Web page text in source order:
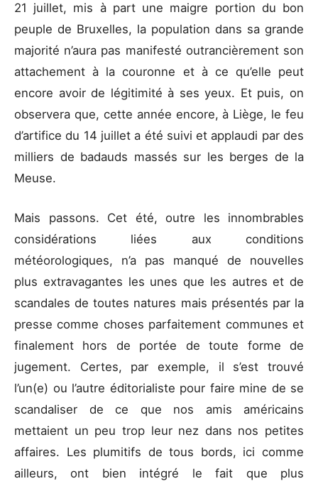
21 juillet, mis à part une maigre portion du bon
peuple de Bruxelles, la population dans sa grande
majorité n’aura pas manifesté outrancièrement son
attachement à la couronne et à ce qu’elle peut
encore avoir de légitimité à ses yeux. Et puis, on
observera que, cette année encore, à Liège, le feu
d’artifice du 14 juillet a été suivi et applaudi par des
milliers de badauds massés sur les berges de la
Meuse.
Mais passons. Cet été, outre les innombrables
considérations liées aux conditions
météorologiques, n’a pas manqué de nouvelles
plus extravagantes les unes que les autres et de
scandales de toutes natures mais présentés par la
presse comme choses parfaitement communes et
finalement hors de portée de toute forme de
jugement. Certes, par exemple, il s’est trouvé
l’un(e) ou l’autre éditorialiste pour faire mine de se
scandaliser de ce que nos amis américains
mettaient un peu trop leur nez dans nos petites
affaires. Les plumitifs de tous bords, ici comme
ailleurs, ont bien intégré le fait que plus